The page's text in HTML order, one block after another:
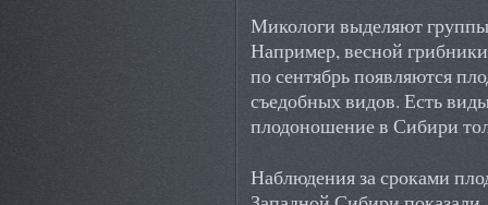
Микологи выделяют
Например, весной
по сентябрь появляются
съедобных видов. Есть
плодоношение в Сибири
Наблюдения за сроками